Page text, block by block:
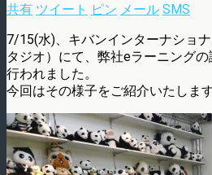
共有 ツイート ピン メール SMS
7/15(水)、キバンインターナショ
タジオ）にて、弊社eラーニング
行われました。
今回はその様子をご紹介いたします